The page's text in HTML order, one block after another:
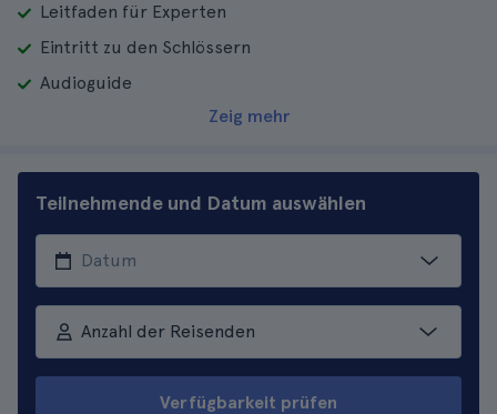
Leitfaden für Experten
Eintritt zu den Schlössern
Audioguide
Zeig mehr
Teilnehmende und Datum auswählen
Anzahl der Reisenden
Verfügbarkeit prüfen